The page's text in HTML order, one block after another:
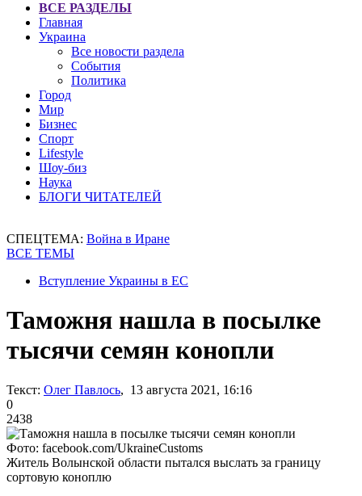
ВСЕ РАЗДЕЛЫ
Главная
Украина
Все новости раздела
События
Политика
Город
Мир
Бизнес
Спорт
Lifestyle
Шоу-биз
Наука
БЛОГИ ЧИТАТЕЛЕЙ
СПЕЦТЕМА: Война в Иране
ВСЕ ТЕМЫ
Вступление Украины в ЕС
Таможня нашла в посылке
тысячи семян конопли
Текст: Олег Павлось, 13 августа 2021, 16:16
0
2438
Фото: facebook.com/UkraineCustoms
Житель Волынской области пытался выслать за границу
сортовую коноплю